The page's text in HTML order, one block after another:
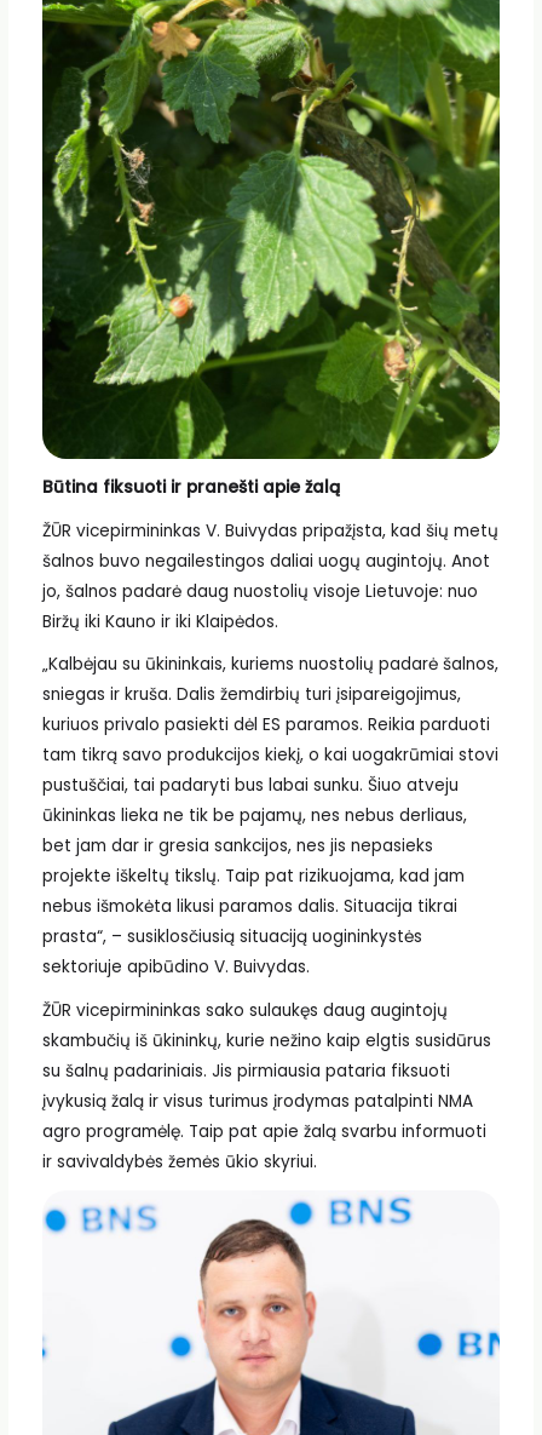
Būtina fiksuoti ir pranešti apie žalą
ŽŪR vicepirmininkas V. Buivydas pripažįsta, kad šių metų
šalnos buvo negailestingos daliai uogų augintojų. Anot
jo, šalnos padarė daug nuostolių visoje Lietuvoje: nuo
Biržų iki Kauno ir iki Klaipėdos.
„Kalbėjau su ūkininkais, kuriems nuostolių padarė šalnos,
sniegas ir kruša. Dalis žemdirbių turi įsipareigojimus,
kuriuos privalo pasiekti dėl ES paramos. Reikia parduoti
tam tikrą savo produkcijos kiekį, o kai uogakrūmiai stovi
pustuščiai, tai padaryti bus labai sunku. Šiuo atveju
ūkininkas lieka ne tik be pajamų, nes nebus derliaus,
bet jam dar ir gresia sankcijos, nes jis nepasieks
projekte iškeltų tikslų. Taip pat rizikuojama, kad jam
nebus išmokėta likusi paramos dalis. Situacija tikrai
prasta“, – susiklosčiusią situaciją uogininkystės
sektoriuje apibūdino V. Buivydas.
ŽŪR vicepirmininkas sako sulaukęs daug augintojų
skambučių iš ūkininkų, kurie nežino kaip elgtis susidūrus
su šalnų padariniais. Jis pirmiausia pataria fiksuoti
įvykusią žalą ir visus turimus įrodymas patalpinti NMA
agro programėlę. Taip pat apie žalą svarbu informuoti
ir savivaldybės žemės ūkio skyriui.